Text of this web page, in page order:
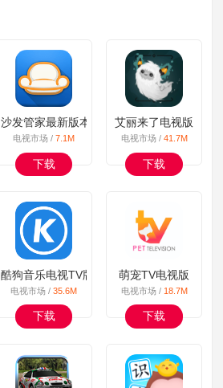
沙发管家最新版本
电视市场 /7.1M
下载
艾丽来了电视版
电视市场 / 41.7M
下载
酷狗音乐电视TV版
电视市场 /35.6M
下载
萌宠TV电视版
电视市场 / 18.7M
下载